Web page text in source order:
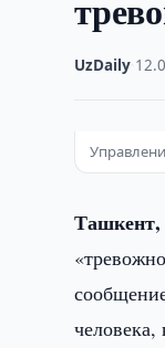
UzDaily
Ташкент,
человека,